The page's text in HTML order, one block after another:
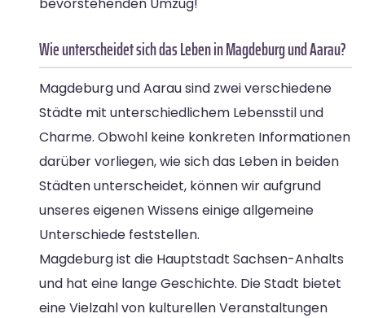
Wie unterscheidet sich das Leben in Magdeburg und Aarau?
Magdeburg und Aarau sind zwei verschiedene
Städte mit unterschiedlichem Lebensstil und
Charme. Obwohl keine konkreten Informationen
darüber vorliegen, wie sich das Leben in beiden
Städten unterscheidet, können wir aufgrund
unseres eigenen Wissens einige allgemeine
Unterschiede feststellen.
Magdeburg ist die Hauptstadt Sachsen-Anhalts
und hat eine lange Geschichte. Die Stadt bietet
eine Vielzahl von kulturellen Veranstaltungen